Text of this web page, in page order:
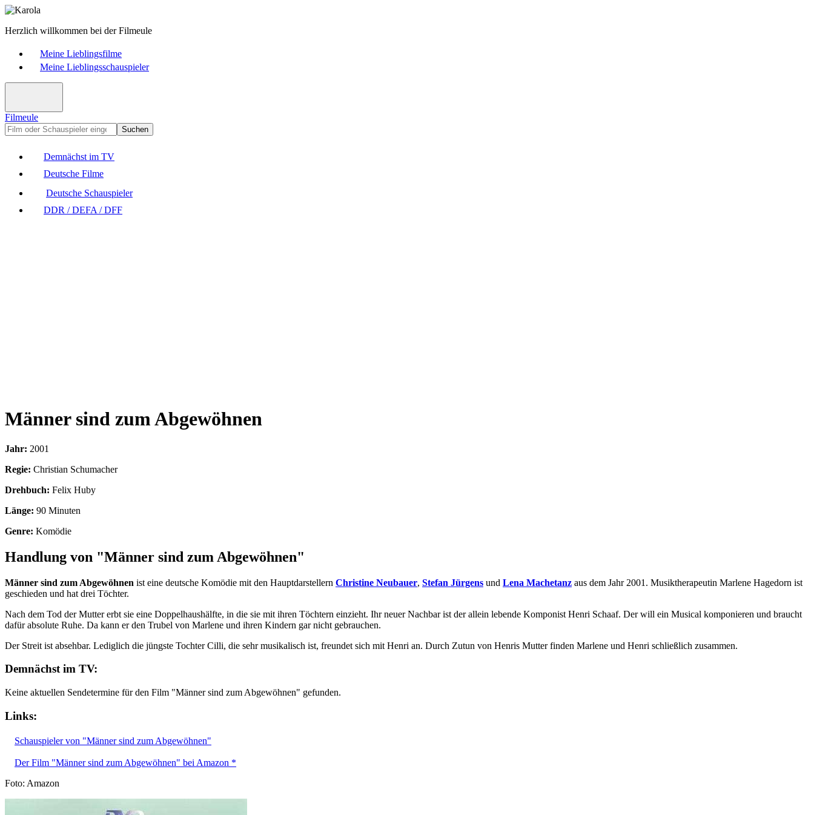
Herzlich willkommen bei der Filmeule
Meine Lieblingsfilme
Meine Lieblingsschauspieler
Filmeule
Suchen
Demnächst im TV
Deutsche Filme
Deutsche Schauspieler
DDR / DEFA / DFF
Männer sind zum Abgewöhnen
Jahr: 2001
Regie: Christian Schumacher
Drehbuch: Felix Huby
Länge: 90 Minuten
Genre: Komödie
Handlung von "Männer sind zum Abgewöhnen"
Männer sind zum Abgewöhnen ist eine deutsche Komödie mit den Hauptdarstellern Christine Neubauer, Stefan Jürgens und Lena Machetanz aus dem Jahr 2001. Musiktherapeutin Marlene Hagedorn ist
geschieden und hat drei Töchter.
Nach dem Tod der Mutter erbt sie eine Doppelhaushälfte, in die sie mit ihren Töchtern einzieht. Ihr neuer Nachbar ist der allein lebende Komponist Henri Schaaf. Der will ein Musical komponieren und braucht
dafür absolute Ruhe. Da kann er den Trubel von Marlene und ihren Kindern gar nicht gebrauchen.
Der Streit ist absehbar. Lediglich die jüngste Tochter Cilli, die sehr musikalisch ist, freundet sich mit Henri an. Durch Zutun von Henris Mutter finden Marlene und Henri schließlich zusammen.
Demnächst im TV:
Keine aktuellen Sendetermine für den Film "Männer sind zum Abgewöhnen" gefunden.
Links:
Schauspieler von "Männer sind zum Abgewöhnen"
Der Film "Männer sind zum Abgewöhnen" bei Amazon *
Foto: Amazon